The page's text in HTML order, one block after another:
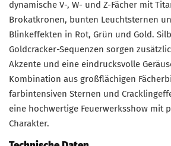
dynamische V-, W- und Z-Fächer mit
Brokatkronen, bunten Leuchtsternen
Blinkeffekten in Rot, Grün und Gold.
Goldcracker-Sequenzen sorgen
Akzente und eine eindrucksvolle
Kombination aus großflächigen
farbintensiven Sternen und
eine hochwertige Feuerwerksshow mit
Charakter.